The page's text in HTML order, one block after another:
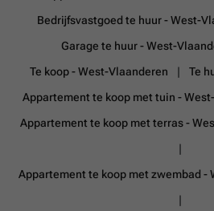
Bedrijfsvastgoed te huur - West-
Garage te huur - West-
Te koop - West-Vlaanderen
Te
Appartement te koop met tuin -
Appartement te koop met terras -
Appartement te koop met zwembad -